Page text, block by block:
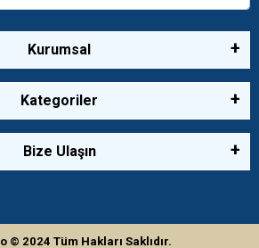
Kurumsal
Kategoriler
Bize Ulaşın
© 2024Tüm Hakları Saklıdır.